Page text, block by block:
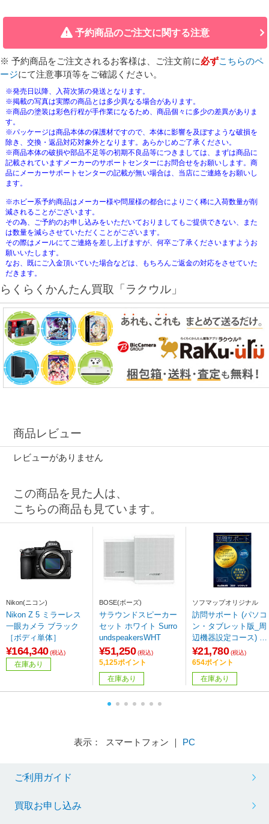
予約商品のご注文に関する注意
※ 予約商品をご注文されるお客様は、ご注文前に必ずこちらのペ
ージにて注意事項等をご確認ください。
※発売日以降、入荷次第の発送となります。
※掲載の写真は実際の商品とは多少異なる場合があります。
※商品の塗装は彩色行程が手作業になるため、商品個々に多少の差異がありま
す。
※パッケージは商品本体の保護材ですので、本体に影響を及ぼすような破損を
除き、交換・返品対応対象外となります。あらかじめご了承ください。
※商品本体の破損や部品不足等の初期不良品等につきましては、まずは商品に
記載されていますメーカーのサポートセンターにお問合せをお願いします。商
品にメーカーサポートセンターの記載が無い場合は、当店にご連絡をお願いし
ます。
※ホビー系予約商品はメーカー様や問屋様の都合によりごく稀に入荷数量が削
減されることがございます。
その為、ご予約のお申し込みをいただいておりましてもご提供できない、また
は数量を減らさせていただくことがございます。
その際はメールにてご連絡を差し上げますが、何卒ご了承くださいますようお
願いいたします。
なお、既にご入金頂いていた場合などは、もちろんご返金の対応をさせていた
だきます。
らくらくかんたん買取「ラクウル」
商品レビュー
レビューがありません
この商品を見た人は、
こちらの商品も見ています。
Nikon(ニコン)
Nikon Z 5 ミラーレス
一眼カメラ ブラック
［ボディ単体］
¥164,340 (税込)
在庫あり
BOSE(ボーズ)
サラウンドスピーカー
セット ホワイト Surro
undspeakersWHT
¥51,250 (税込)
5,125ポイント
在庫あり
ソフマップオリジナル
訪問サポート (パソコ
ン・タブレット版_周
辺機器設定コース) パ
ッケージ版 ※訪問対
エリアをご確認くだ
い※
¥21,780 (税込)
654ポイント
在庫あり
表示： スマートフォン ｜ PC
ご利用ガイド
買取お申し込み